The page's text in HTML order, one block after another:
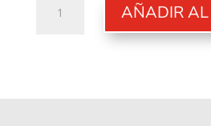
AÑADIR AL